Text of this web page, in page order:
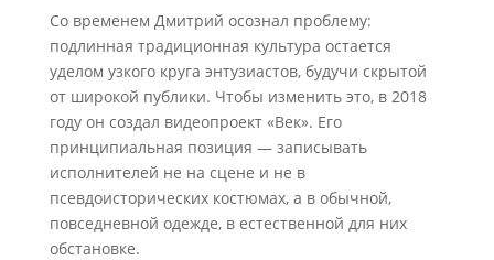
Со временем Дмитрий осознал проблему:
подлинная традиционная культура остается
уделом узкого круга энтузиастов, будучи скрытой
от широкой публики. Чтобы изменить это, в 2018
году он создал видеопроект «Век». Его
принципиальная позиция — записывать
исполнителей не на сцене и не в
псевдоисторических костюмах, а в обычной,
повседневной одежде, в естественной для них
обстановке.